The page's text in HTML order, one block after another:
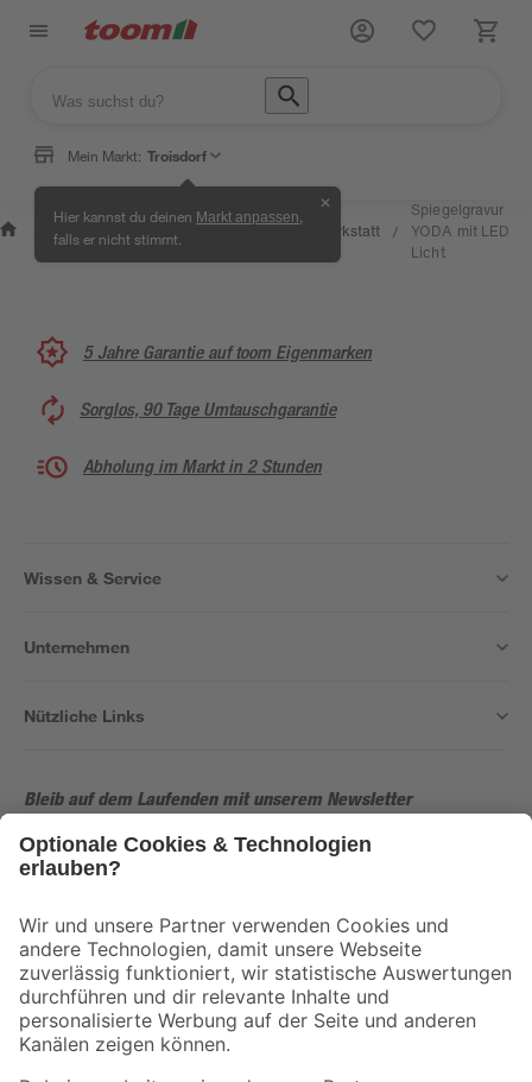
Mein Markt: Troisdorf
Hier kannst du deinen Markt anpassen
falls er nicht stimmt.
✕
Wissen
&
/
Selbermachen
& Ratgeber
Kreativwerkstatt /
Spiegelgravur
YODA mit LED
Licht
5 Jahre Garantie auf toom Eigenmarken
Sorglos, 90 Tage Umtauschgarantie
Abholung im Markt in 2 Stunden
Wissen & Service
Unternehmen
Nützliche Links
Bleib auf dem Laufenden mit unserem Newsletter
Der toom Newsletter: Keine Angebote und Aktionen mehr verpassen!
Folge uns